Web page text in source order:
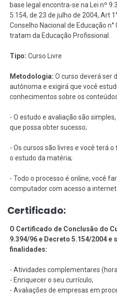
base legal encontra-se na Lei nº
5.154, de 23 de julho de 2004, Art
Conselho Nacional de Educação n°
tratam da Educação Profissional.
Tipo: Curso Livre
Metodologia: O curso deverá ser
autônoma e exigirá que você
conhecimentos sobre os
- O estudo e avaliação são
que possa obter sucesso;
- Os cursos são livres e você terá
o estudo da matéria;
- Todo o processo é online, você
computador com acesso a internet.
Certificado:
O Certificado de Conclusão do
9.394/96 e Decreto 5.154/2004 e
finalidades:
- Atividades complementares
- Enriquecer o seu currículo;
- Avaliações de empresas em